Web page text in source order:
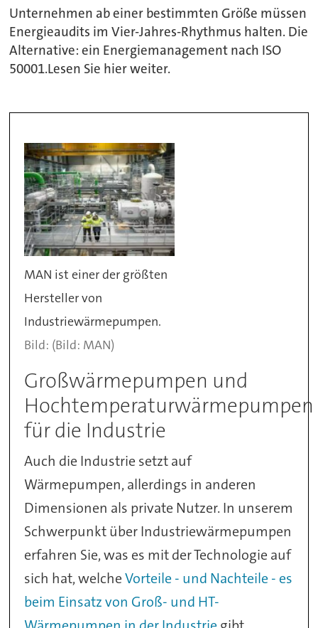
Unternehmen ab einer bestimmten Größe müssen
Energieaudits im Vier-Jahres-Rhythmus halten. Die
Alternative: ein Energiemanagement nach ISO
50001.Lesen Sie hier weiter.
MAN ist einer der größten
Hersteller von
Industriewärmepumpen.
(Bild: MAN)
Großwärmepumpen und
Hochtemperaturwärmepumpen
für die Industrie
Auch die Industrie setzt auf
Wärmepumpen, allerdings in anderen
Dimensionen als private Nutzer. In unserem
Schwerpunkt über Industriewärmepumpen
erfahren Sie, was es mit der Technologie auf
sich hat, welcheVorteile - und Nachteile - es
beim Einsatz von Groß- und HT-